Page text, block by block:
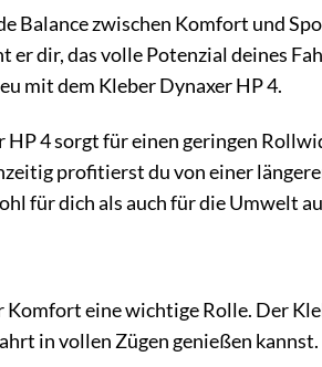
Balance zwischen Komfort und
dir, das volle Potenzial deines
mit dem Kleber Dynaxer HP 4.
4 sorgt für einen geringen
profitierst du von einer
für dich als auch für die Umwelt
eine wichtige Rolle. Der
in vollen Zügen genießen